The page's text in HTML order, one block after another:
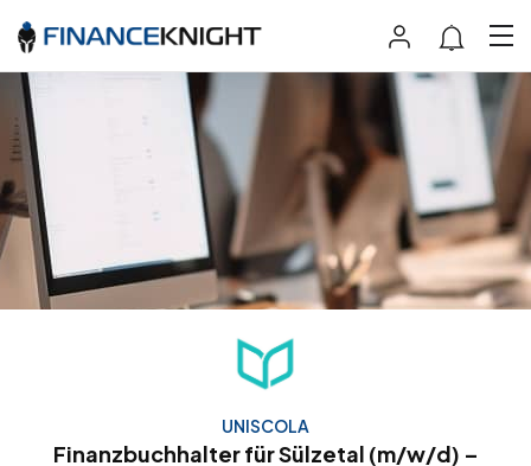
UNISCOLA
Finanzbuchhalter für Sülzetal (m/w/d) –